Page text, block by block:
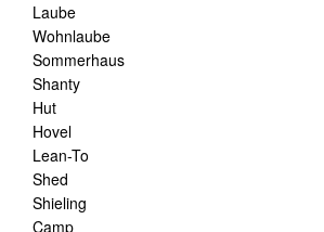
Laube
Wohnlaube
Sommerhaus
Shanty
Hut
Hovel
Lean-To
Shed
Shieling
Camp